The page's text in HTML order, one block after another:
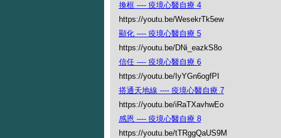
換框 ---- 疫境心醫自療 4
https://youtu.be/WesekrTk5ew
顯化 ---- 疫境心醫自療 5
https://youtu.be/DNi_eazkS8o
信任 ---- 疫境心醫自療 6
https://youtu.be/IyYGn6ogfPI
搭通天地線 ---- 疫境心醫自療 7
https://youtu.be/iRaTXavhwEo
感恩 ---- 疫境心醫自療 8
https://youtu.be/tTRggQaUS9M